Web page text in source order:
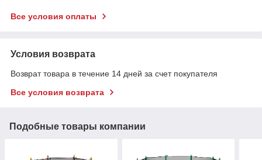
Все условия оплаты
Условия возврата
Возврат товара в течение 14 дней за счет покупателя
Все условия возврата
Подобные товары компании